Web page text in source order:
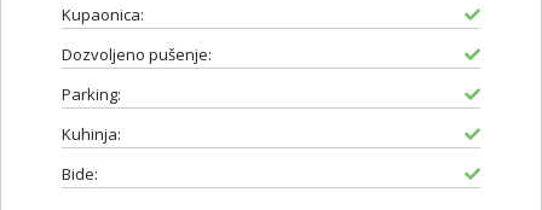
Kupaonica:
Dozvoljeno pušenje:
Parking:
Kuhinja:
Bide: